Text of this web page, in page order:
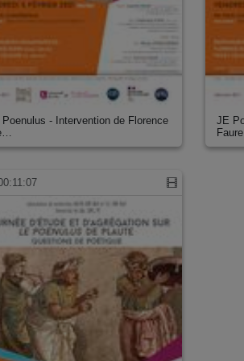
- Intervention de Florence
JE